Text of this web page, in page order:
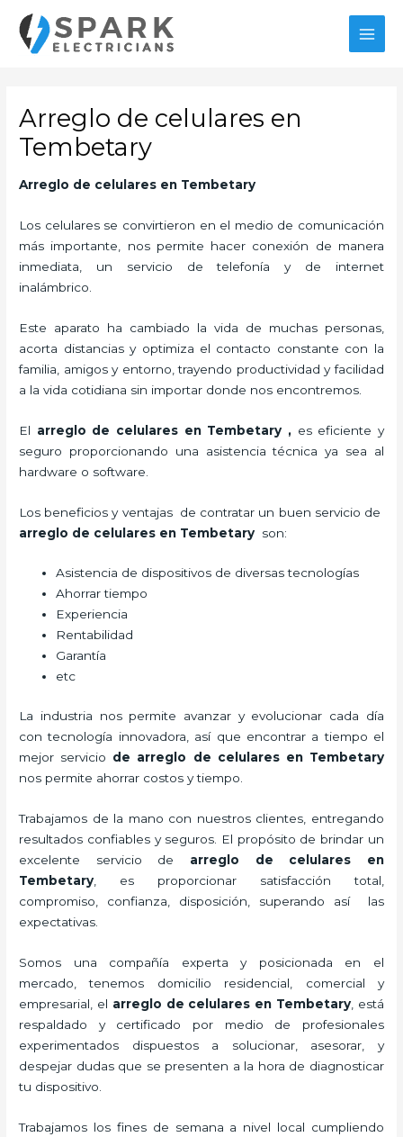
contenido
Arreglo de celulares en
Tembetary
Arreglo de celulares en Tembetary
Los celulares se convirtieron en el medio de comunicación
más importante, nos permite hacer conexión de manera
inmediata, un servicio de telefonía y de internet
inalámbrico.
Este aparato ha cambiado la vida de muchas personas,
acorta distancias y optimiza el contacto constante con la
familia, amigos y entorno, trayendo productividad y facilidad
a la vida cotidiana sin importar donde nos encontremos.
El arreglo de celulares en Tembetary ,es eficiente y
seguro proporcionando una asistencia técnica ya sea al
hardware o software.
Los beneficios y ventajas de contratar un buen servicio de
arreglo de celulares en Tembetary son:
Asistencia de dispositivos de diversas tecnologías
Ahorrar tiempo
Experiencia
Rentabilidad
Garantía
etc
La industria nos permite avanzar y evolucionar cada día
con tecnología innovadora, así que encontrar a tiempo el
mejor servicio de arreglo de celulares en Tembetary
nos permite ahorrar costos y tiempo.
Trabajamos de la mano con nuestros clientes, entregando
resultados confiables y seguros. El propósito de brindar un
excelente servicio de arreglo de celulares en
Tembetary , es proporcionar satisfacción total,
compromiso, confianza, disposición, superando así las
expectativas.
Somos una compañía experta y posicionada en el
mercado, tenemos domicilio residencial, comercial y
empresarial, el arreglo de celulares en Tembetary , está
respaldado y certificado por medio de profesionales
experimentados dispuestos a solucionar, asesorar, y
despejar dudas que se presenten a la hora de diagnosticar
tu dispositivo.
Trabajamos los fines de semana a nivel local cumpliendo